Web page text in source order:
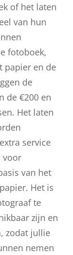
of het laten
van hun
fotoboek,
papier en de
de
de €200 en
Het laten
service
voor
van het
Het is
te
zijn en
zodat jullie
nemen